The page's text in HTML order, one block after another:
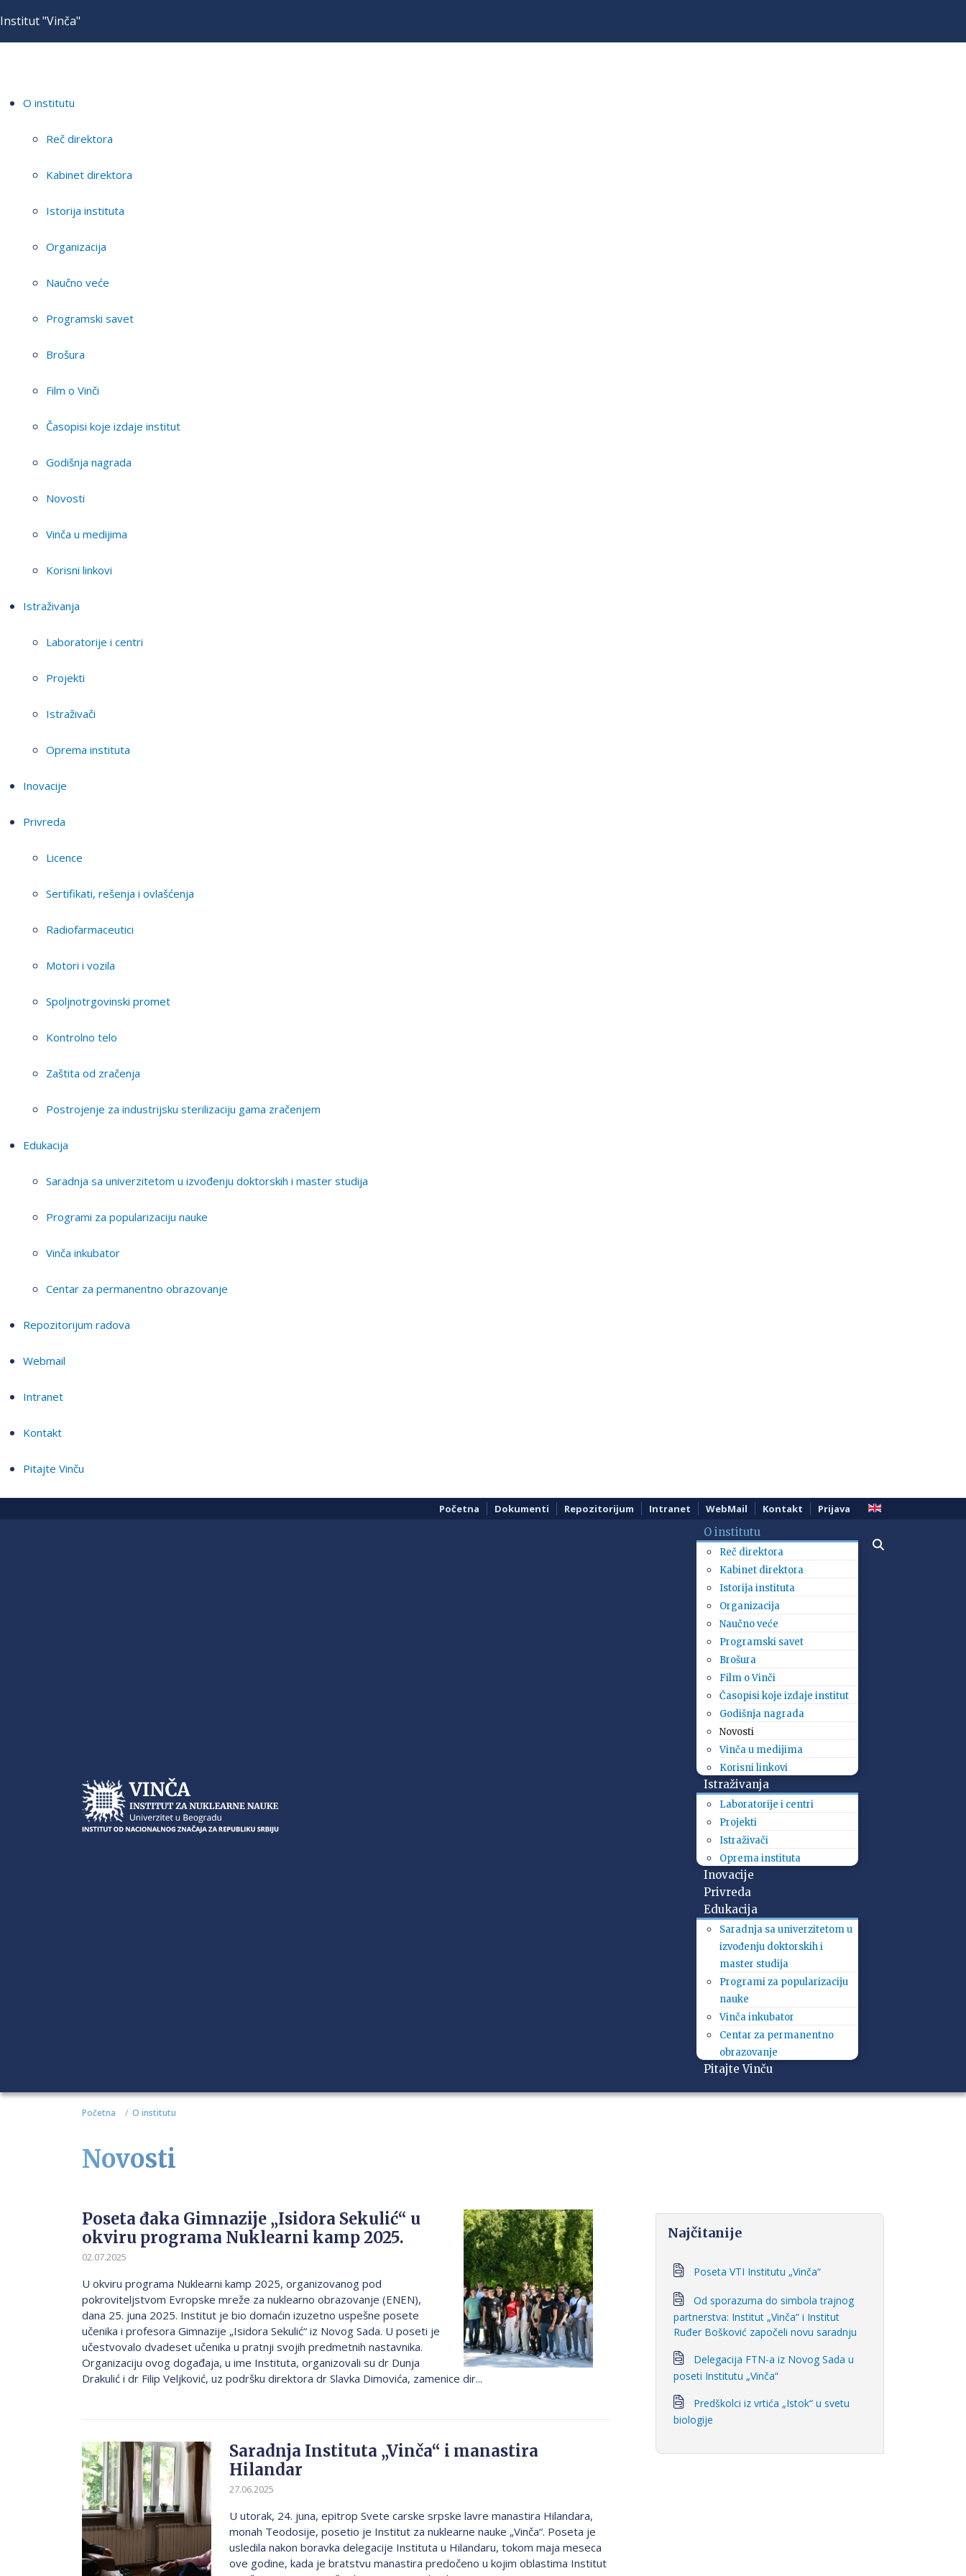
Institut "Vinča"
O institutu
Reč direktora
Kabinet direktora
Istorija instituta
Organizacija
Naučno veće
Programski savet
Brošura
Film o Vinči
Časopisi koje izdaje institut
Godišnja nagrada
Novosti
Vinča u medijima
Korisni linkovi
Istraživanja
Laboratorije i centri
Projekti
Istraživači
Oprema instituta
Inovacije
Privreda
Licence
Sertifikati, rešenja i ovlašćenja
Radiofarmaceutici
Motori i vozila
Spoljnotrgovinski promet
Kontrolno telo
Zaštita od zračenja
Postrojenje za industrijsku sterilizaciju gama zračenjem
Edukacija
Saradnja sa univerzitetom u izvođenju doktorskih i master studija
Programi za popularizaciju nauke
Vinča inkubator
Centar za permanentno obrazovanje
Repozitorijum radova
Webmail
Intranet
Kontakt
Pitajte Vinču
Početna Dokumenti Repozitorijum Intranet WebMail Kontakt Prijava
O institutu
Reč direktora
Kabinet direktora
Istorija instituta
Organizacija
Naučno veće
Programski savet
Brošura
Film o Vinči
Časopisi koje izdaje institut
Godišnja nagrada
Novosti
Vinča u medijima
Korisni linkovi
Istraživanja
Laboratorije i centri
Projekti
Istraživači
Oprema instituta
Inovacije
Privreda
Edukacija
Saradnja sa univerzitetom u
izvođenju doktorskih i
master studija
Programi za popularizaciju
nauke
Vinča inkubator
Centar za permanentno
obrazovanje
Pitajte Vinču
Početna O institutu
Novosti
Poseta đaka Gimnazije „Isidora Sekulić“ u
okviru programa Nuklearni kamp 2025.
02.07.2025
U okviru programa Nuklearni kamp 2025, organizovanog pod
pokroviteljstvom Evropske mreže za nuklearno obrazovanje (ENEN),
dana 25. juna 2025. Institut je bio domaćin izuzetno uspešne posete
učenika i profesora Gimnazije „Isidora Sekulić“ iz Novog Sada. U poseti je
učestvovalo dvadeset učenika u pratnji svojih predmetnih nastavnika.
Organizaciju ovog događaja, u ime Instituta, organizovali su dr Dunja
Drakulić i dr Filip Veljković, uz podršku direktora dr Slavka Dimovića, zamenice dir...
Saradnja Instituta „Vinča“ i manastira
Hilandar
27.06.2025
U utorak, 24. juna, epitrop Svete carske srpske lavre manastira Hilandara,
monah Teodosije, posetio je Institut za nuklearne nauke „Vinča“. Poseta je
usledila nakon boravka delegacije Instituta u Hilandaru, tokom maja meseca
ove godine, kada je bratstvu manastira predočeno u kojim oblastima Institut
Najčitanije
Poseta VTI Institutu „Vinča“
Od sporazuma do simbola trajnog
partnerstva: Institut „Vinča“ i Institut
Ruđer Bošković započeli novu saradnju
Delegacija FTN-a iz Novog Sada u
poseti Institutu „Vinča“
Predškolci iz vrtića „Istok“ u svetu
biologije